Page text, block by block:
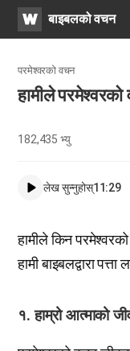
WATVबाइबलको वचन
परमेश्वरको वचन
हामीले
182,435 भ्यु
लेख सुन्नुहोस्11:29
हामीले किन
हामी बाइबलद्वारा
१. हाम्रो आत्माको